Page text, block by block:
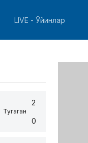
LIVE - Ўйинлар
Тугаган
2
0